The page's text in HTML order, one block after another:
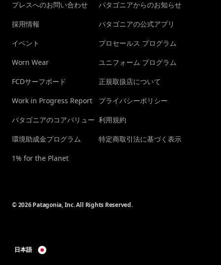
プレスへのお問い合わせ
採用情報
イベント
Worn Wear
FCDサーフボード
Work in Progress Report
パタゴニアのコアバリュー
環境助成金プログラム
1% for the Planet
パタゴニアからのお知らせ
パタゴニアの公式アプリ
プロセールス プログラム
ユニフォーム プログラム
正規取扱店について
プライバシーポリシー
利用規約
特定商取引法に基づく表示
© 2026 Patagonia, Inc. All Rights Reserved.
日本語